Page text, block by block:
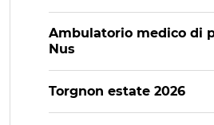
Ambulatorio medico di
Nus
Torgnon estate 2026